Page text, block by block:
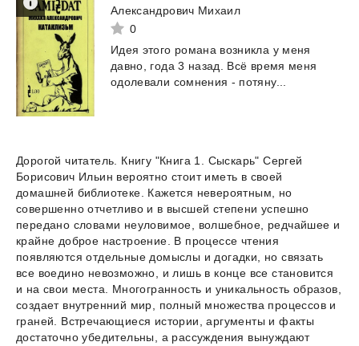
Александрович Михаил
0
Идея этого романа возникла у меня
давно, года 3 назад. Всё время меня
одолевали сомнения - потяну...
Дорогой читатель. Книгу "Книга 1. Сыскарь" Сергей
Борисович Ильин вероятно стоит иметь в своей
домашней библиотеке. Кажется невероятным, но
совершенно отчетливо и в высшей степени успешно
передано словами неуловимое, волшебное, редчайшее и
крайне доброе настроение. В процессе чтения
появляются отдельные домыслы и догадки, но связать
все воедино невозможно, и лишь в конце все становится
и на свои места. Многогранность и уникальность образов,
создает внутренний мир, полный множества процессов и
граней. Встречающиеся истории, аргументы и факты
достаточно убедительны, а рассуждения вынуждают